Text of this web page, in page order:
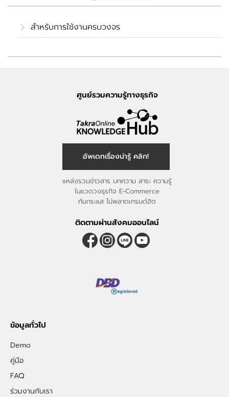
สำหรับการใช้งานครบวงจร
ศูนย์รวมความรู้ทางธุรกิจ
อัพเดทเรื่องน่ารู้ คลิก!
แหล่งรวมข่าวสาร บทความ สาระ ความรู้
ในแวดวงธุรกิจ E-Commerce
ทันกระแส ไม่พลาดเทรนด์ฮิต
ติดตามผ่านสังคมออนไลน์
ข้อมูลทั่วไป
Demo
คู่มือ
FAQ
ร่วมงานกับเรา